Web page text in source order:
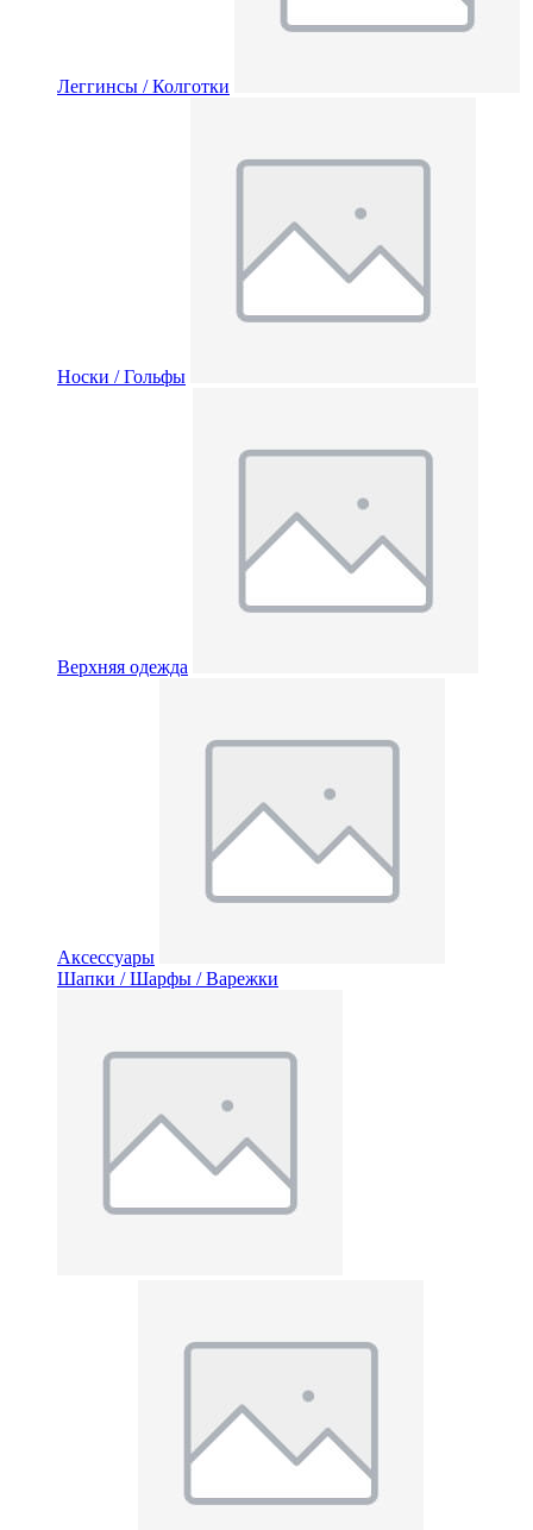
Леггинсы / Колготки
Носки / Гольфы
Верхняя одежда
Аксессуары
Шапки / Шарфы / Варежки